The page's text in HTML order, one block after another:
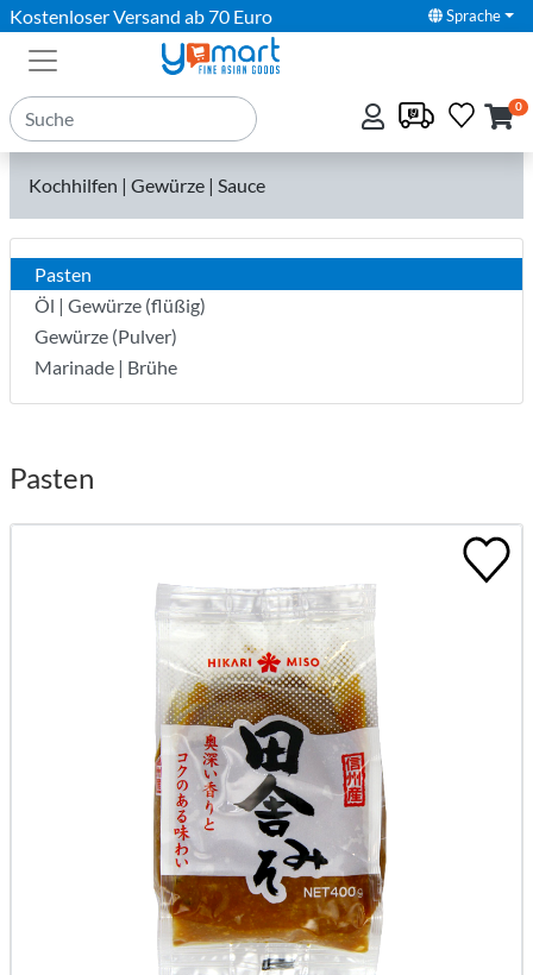
Kostenloser Versand ab 70 Euro Sprache
0
Kochhilfen | Gewürze | Sauce
Pasten
Öl | Gewürze (flüßig)
Gewürze (Pulver)
Marinade | Brühe
Pasten